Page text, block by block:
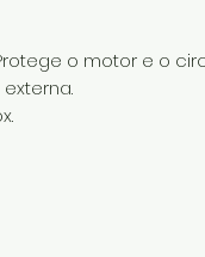
o motor e o